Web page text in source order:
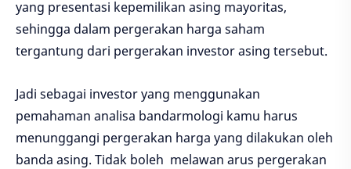
yang presentasi kepemilikan asing mayoritas,
sehingga dalam pergerakan harga saham
tergantung dari pergerakan investor asing tersebut.
Jadi sebagai investor yang menggunakan
pemahaman analisa bandarmologi kamu harus
menunggangi pergerakan harga yang dilakukan oleh
banda asing. Tidak boleh melawan arus pergerakan